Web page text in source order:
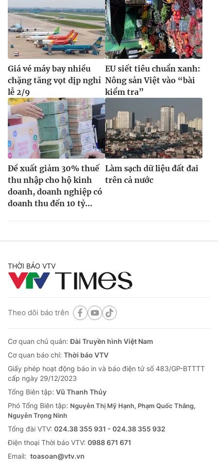
Giá vé máy bay nhiều
chặng tăng vọt dịp nghỉ
lễ 2/9
EU siết tiêu chuẩn xanh:
Nông sản Việt vào “bài
kiểm tra”
Đề xuất giảm 30% thuế
thu nhập cho hộ kinh
doanh, doanh nghiệp có
doanh thu đến 10 tỷ...
Làm sạch dữ liệu đất đai
trên cả nước
THỜI BÁO VTV
Theo dõi báo trên
Cơ quan chủ quản:Đài Truyền hình Việt Nam
Cơ quan báo chí: Thời báo VTV
Giấy phép hoạt động báo in và báo điện tử số 483/GP-BTTTT
cấp ngày 29/12/2023
Tổng Biên tập: Vũ Thanh Thủy
Phó Tổng Biên tập: Nguyễn Thị Mỹ Hạnh, Phạm Quốc Thắng,
Nguyễn Trọng Ninh
Tổng đài VTV: 024.38 355 931 - 024.38 355 932
Ðiện thoại Thời báo VTV: 0988 671 671
Email: toasoan@vtv.vn